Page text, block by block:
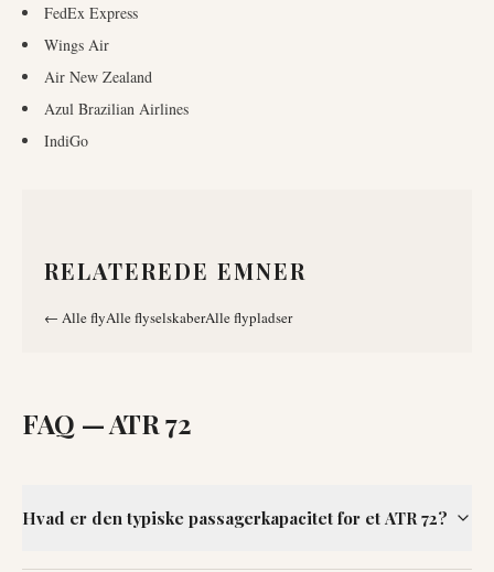
FedEx Express
Wings Air
Air New Zealand
Azul Brazilian Airlines
IndiGo
RELATEREDE EMNER
← Alle flyAlle flyselskaberAlle flypladser
FAQ —ATR 72
Hvad er den typiske passagerkapacitet for et ATR 72?